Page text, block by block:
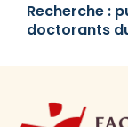
Recherche :
doctorants